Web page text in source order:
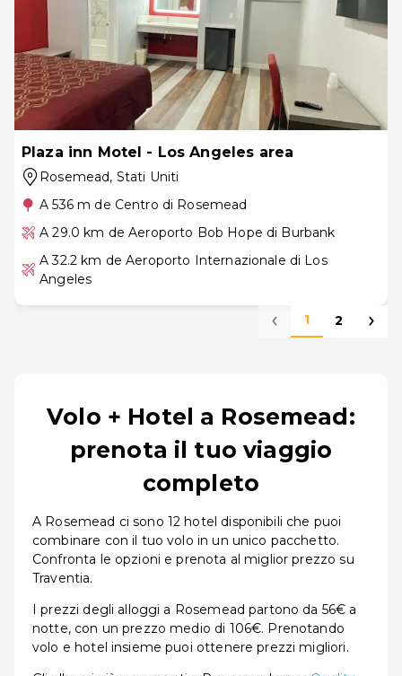
Plaza inn Motel - Los Angeles area
Rosemead, Stati Uniti
A 536 m de Centro di Rosemead
A 29.0 km de Aeroporto Bob Hope di Burbank
A 32.2 km de Aeroporto Internazionale di Los
Angeles
1 2
Volo + Hotel a Rosemead:
prenota il tuo viaggio
completo
A Rosemead ci sono 12 hotel disponibili che puoi
combinare con il tuo volo in un unico pacchetto.
Confronta le opzioni e prenota al miglior prezzo su
Traventia.
I prezzi degli alloggi a Rosemead partono da 56€ a
notte, con un prezzo medio di 106€. Prenotando
volo e hotel insieme puoi ottenere prezzi migliori.